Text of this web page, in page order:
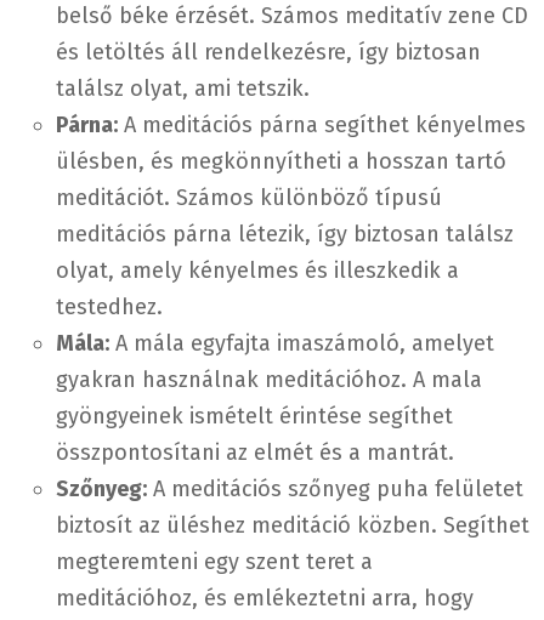
belső béke érzését. Számos meditatív zene CD
és letöltés áll rendelkezésre, így biztosan
találsz olyat, ami tetszik.
Párna: A meditációs párna segíthet kényelmes
ülésben, és megkönnyítheti a hosszan tartó
meditációt. Számos különböző típusú
meditációs párna létezik, így biztosan találsz
olyat, amely kényelmes és illeszkedik a
testedhez.
Mála: A mála egyfajta imaszámoló, amelyet
gyakran használnak meditációhoz. A mala
gyöngyeinek ismételt érintése segíthet
összpontosítani az elmét és a mantrát.
Szőnyeg: A meditációs szőnyeg puha felületet
biztosít az üléshez meditáció közben. Segíthet
megteremteni egy szent teret a
meditációhoz, és emlékeztetni arra, hogy